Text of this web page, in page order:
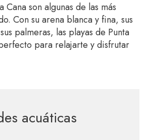
Cana son algunas de las más
Con su arena blanca y fina, sus
palmeras, las playas de Punta
para relajarte y disfrutar
acuáticas